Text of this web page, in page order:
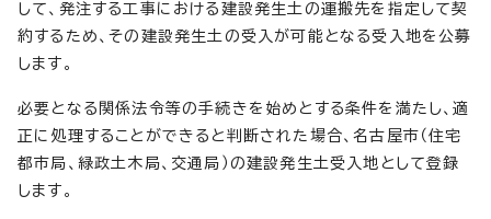
して、発注する工事における建設発生土の運搬先を指定して契
約するため、その建設発生土の受入が可能となる受入地を公募
します。
必要となる関係法令等の手続きを始めとする条件を満たし、適
正に処理することができると判断された場合、名古屋市（住宅
都市局、緑政土木局、交通局）の建設発生土受入地として登録
します。